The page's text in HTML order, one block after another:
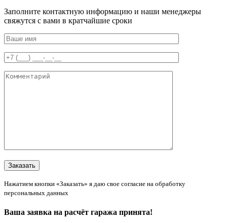
Заполните контактную информацию и наши менеджеры
свяжутся с вами в кратчайшие сроки
Нажатием кнопки «Заказать» я даю свое согласие на обработку
персональных данных
Ваша заявка на расчёт гаража принята!